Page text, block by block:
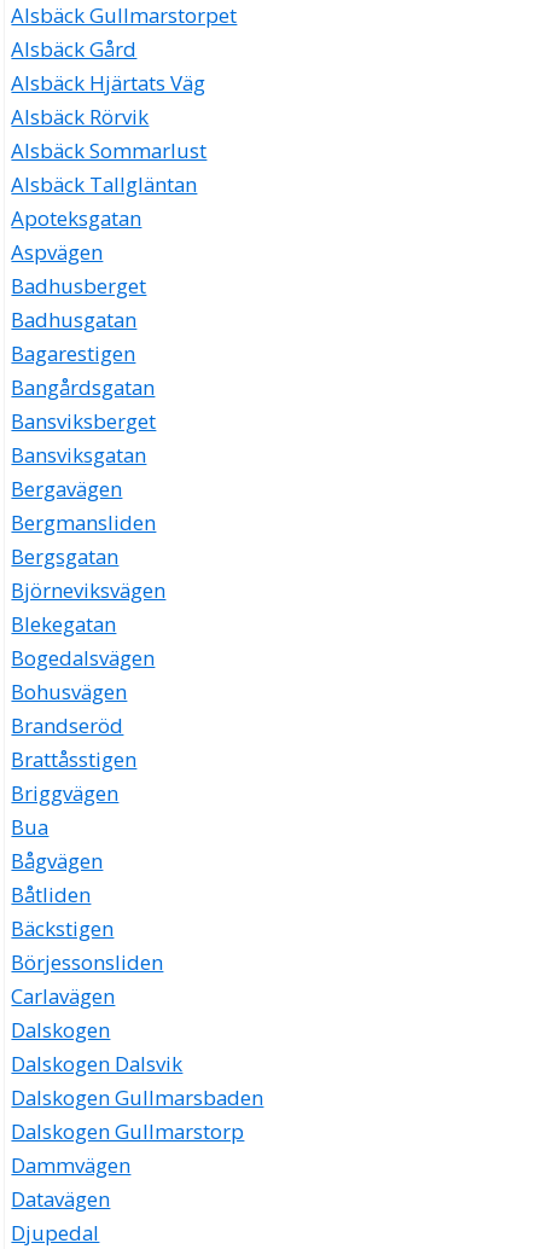
Alsbäck Gullmarstorpet
Alsbäck Gård
Alsbäck Hjärtats Väg
Alsbäck Rörvik
Alsbäck Sommarlust
Alsbäck Tallgläntan
Apoteksgatan
Aspvägen
Badhusberget
Badhusgatan
Bagarestigen
Bangårdsgatan
Bansviksberget
Bansviksgatan
Bergavägen
Bergmansliden
Bergsgatan
Björneviksvägen
Blekegatan
Bogedalsvägen
Bohusvägen
Brandseröd
Brattåsstigen
Briggvägen
Bua
Bågvägen
Båtliden
Bäckstigen
Börjessonsliden
Carlavägen
Dalskogen
Dalskogen Dalsvik
Dalskogen Gullmarsbaden
Dalskogen Gullmarstorp
Dammvägen
Datavägen
Djupedal